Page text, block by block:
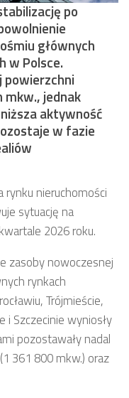
po
głównych
w Polsce.
powierzchni
mkw., jednak
aktywność
w fazie
rynku nieruchomości
sytuację na
2026 roku.
zasoby nowoczesnej
rynkach
Trójmieście,
i Szczecinie wyniosły
pozostawały nadal
361 800 mkw.) oraz